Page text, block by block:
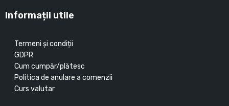
Informații utile
Termeni și condiții
GDPR
Cum cumpăr/plătesc
Politica de anulare a comenzii
Curs valutar